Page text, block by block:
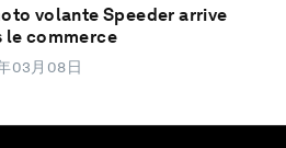
volante Speeder arrive
le commerce
03月08日